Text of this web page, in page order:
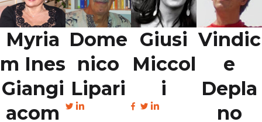
Myria
m Ines
Giangi
acom
Dome
nico
Lipari
Giusi
Miccol
i
Vindic
e
Depla
no